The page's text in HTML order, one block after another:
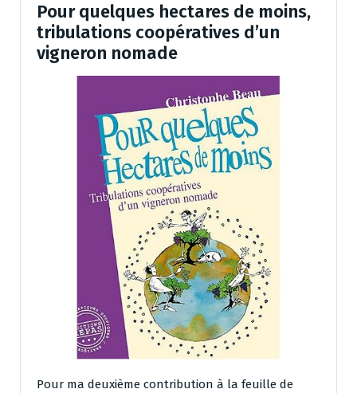
Pour quelques hectares de moins,
tribulations coopératives d’un
vigneron nomade
Pour ma deuxième contribution à la feuille de